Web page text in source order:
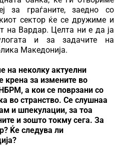
за граѓаните, заедно со
сектор ќе се дружиме и
на Вардар. Целта ни е да ја
и за задачите на
Македонија.
на неколку актуелни
за измените во
а кои се поврзани со
во странство. Се слушнаа
и шпекулации, за тоа
и зошто токму сега. За
Ќе следува ли